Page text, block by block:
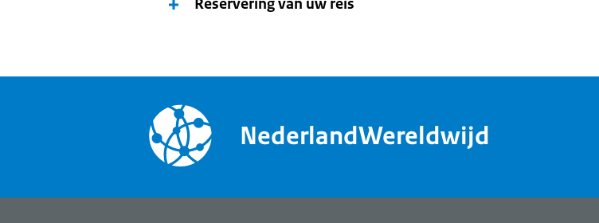
Reservering van uw reis
NederlandWereldwijd